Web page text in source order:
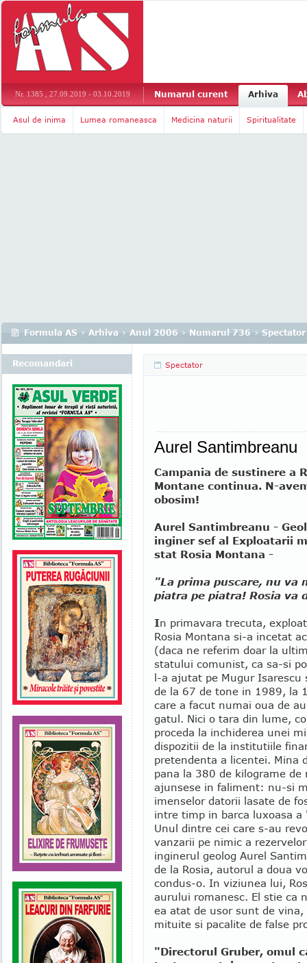
Nr. 1385 , 27.09.2019 - 03.10.2019 Numarul curent Arhiva
Asul de inima Lumea romaneasca Medicina naturii Spiritualitate
Formula AS › Arhiva › Anul 2006 › Numarul 736 › Spectator
Spectator
Aurel Santimbreanu
Campania de sustinere a
Montane continua. N-
obosim!
Aurel Santimbreanu -
inginer sef al Exploatarii
stat Rosia Montana -
"La prima puscare, nu va
piatra pe piatra! Rosia va
In primavara trecuta,
Rosia Montana si-a incetat
(daca ne referim doar la
statului comunist, ca sa-si
l-a ajutat pe Mugur Isarescu
de la 67 de tone in 1989, la
care a facut numai oua de
gatul. Nici o tara din lume,
proceda la inchiderea unei
dispozitii de la institutiile
pretendenta a licentei. Mina
pana la 380 de kilograme
ajunsese in faliment: nu-si
imenselor datorii lasate de
intre timp in barca luxoasa a
Unul dintre cei care s-au
vanzarii pe nimic a
inginerul geolog Aurel
de la Rosia, autorul a doua
condus-o. In viziunea lui,
aurului romanesc. El stie ca
ea atat de usor sunt de
mituite si pacalite de false
"Directorul Gruber, omul
Recomandari